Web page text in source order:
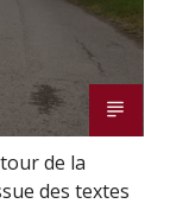
de la
des textes